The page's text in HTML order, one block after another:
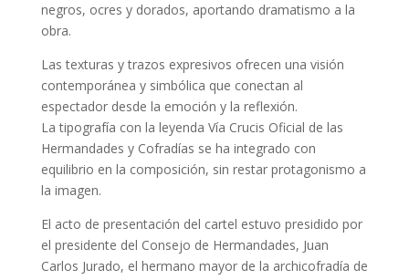
negros, ocres y dorados, aportando dramatismo a la
obra.
Las texturas y trazos expresivos ofrecen una visión
contemporánea y simbólica que conectan al
espectador desde la emoción y la reflexión.
La tipografía con la leyenda Vía Crucis Oficial de las
Hermandades y Cofradías se ha integrado con
equilibrio en la composición, sin restar protagonismo a
la imagen.
El acto de presentación del cartel estuvo presidido por
el presidente del Consejo de Hermandades, Juan
Carlos Jurado, el hermano mayor de la archicofradía de